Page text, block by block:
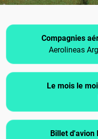
Compagnies
Aerolineas
Le mois le
Billet d'avion